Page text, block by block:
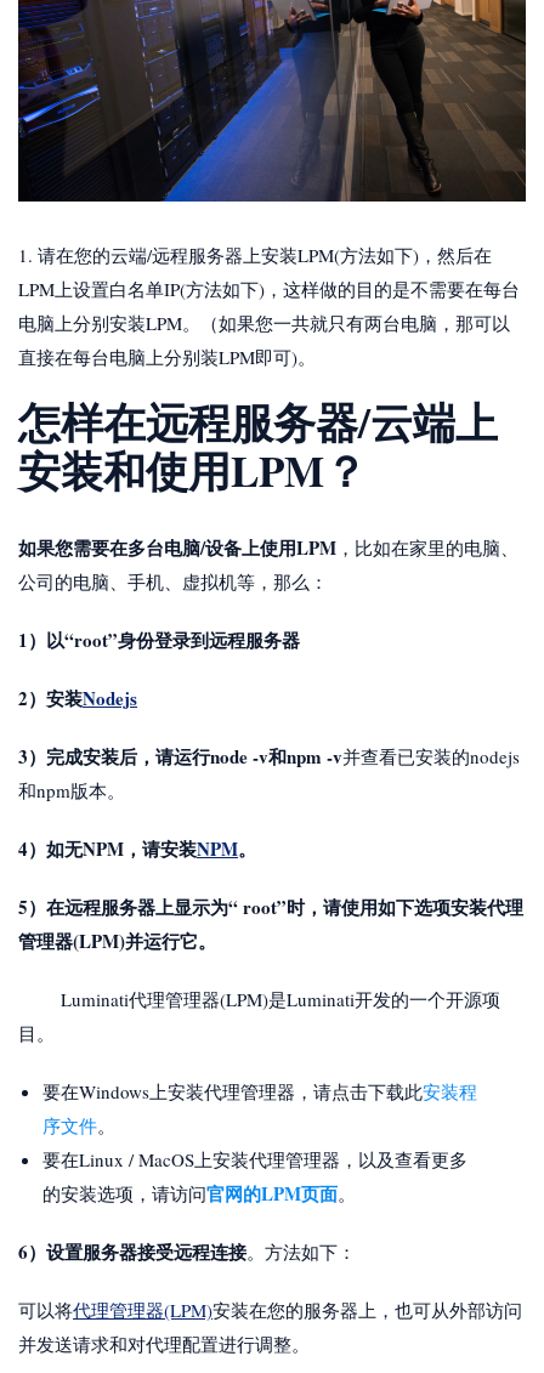
1. 请在您的云端/远程服务器上安装LPM(方法如下)，然后在
LPM上设置白名单IP(方法如下)，这样做的目的是不需要在每台
电脑上分别安装LPM。（如果您一共就只有两台电脑，那可以
直接在每台电脑上分别装LPM即可)。
怎样在远程服务器/云端上
安装和使用LPM？
如果您需要在多台电脑/设备上使用LPM ，比如在家里的电脑、
公司的电脑、手机、虚拟机等，那么：
1）以“root”身份登录到远程服务器
2）安装Nodejs
3）完成安装后，请运行node -v和npm -v并查看已安装的nodejs
和npm版本。
4）如无NPM，请安装NPM。
5）在远程服务器上显示为“ root”时，请使用如下选项安装代理
管理器(LPM)并运行它。
Luminati代理管理器(LPM)是Luminati开发的一个开源项
目。
要在Windows上安装代理管理器，请点击下载此安装程
序文件。
要在Linux / MacOS上安装代理管理器，以及查看更多
的安装选项，请访问官网的LPM页面。
6）设置服务器接受远程连接。方法如下：
可以将代理管理器(LPM)安装在您的服务器上，也可从外部访问
并发送请求和对代理配置进行调整。